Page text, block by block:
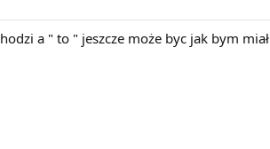
a " to " jeszcze może byc jak bym miał